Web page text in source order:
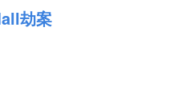
劫案